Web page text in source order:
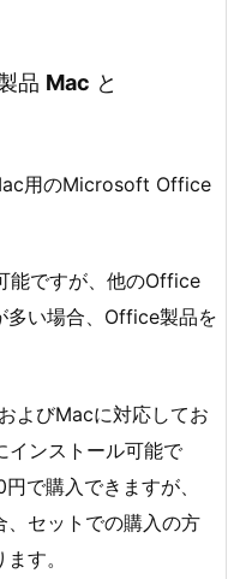
品 Mac と
用のMicrosoft Office
能ですが、他のOffice
多い場合、Office製品を
よびMacに対応してお
インストール可能で
で購入できますが、
セットでの購入の方
す。